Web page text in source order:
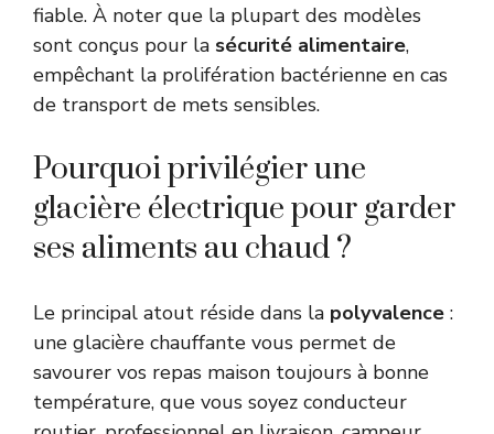
fiable. À noter que la plupart des modèles
sont conçus pour la sécurité alimentaire,
empêchant la prolifération bactérienne en cas
de transport de mets sensibles.
Pourquoi privilégier une
glacière électrique pour garder
ses aliments au chaud ?
Le principal atout réside dans la polyvalence :
une glacière chauffante vous permet de
savourer vos repas maison toujours à bonne
température, que vous soyez conducteur